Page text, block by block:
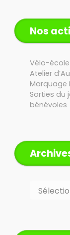
Nos
Vélo-
Atelier
Marquage
Sorties du
bénévoles
Archives